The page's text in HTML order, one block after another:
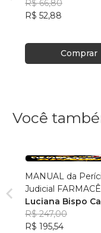
(Fernandinho
R$ 66,80
R$ 52,88
Comprar
Você
MANUAL da
Judicial
Luciana Bispo
Lopes Cançado
R$ 247,00
R$ 195,54